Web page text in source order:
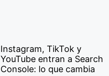
Instagram, TikTok y
YouTube entran a Search
Console: lo que cambia